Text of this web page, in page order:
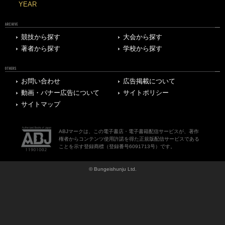
YEAR
ARCHIVE
競技から探す
大会から探す
著者から探す
学校から探す
OTHERS
お問い合わせ
広告掲載について
動画・バナー広告について
サイトポリシー
サイトマップ
ABJマークは、この電子書店・電子書籍配信サービスが、著作
権者からコンテンツ使用許諾を得た正規版配信サービスである
ことを示す登録商標（登録番号6091713号）です。
© Bungeishunju Ltd.